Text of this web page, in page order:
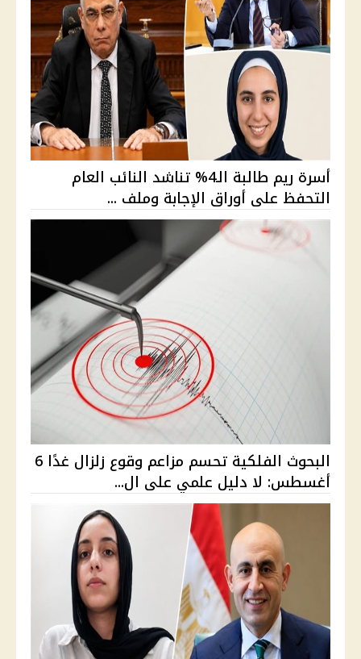
أسرة ريم طالبة الـ4% تناشد النائب العام
التحفظ على أوراق الإجابة وملف ...
البحوث الفلكية تحسم مزاعم وقوع زلزال غدًا 6
أغسطس: لا دليل علمي على ال...